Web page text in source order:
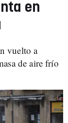
en
vuelto a
de aire frío